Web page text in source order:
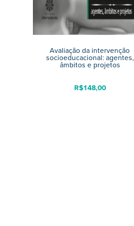
Avaliação da intervenção
socioeducacional: agentes,
âmbitos e projetos
R$148,00